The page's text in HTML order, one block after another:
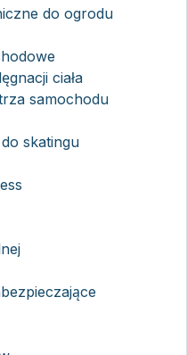
do ogrodu
ciała
samochodu
skatingu